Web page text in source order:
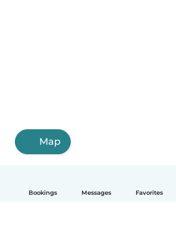
Bookings Messages Favorites
Map